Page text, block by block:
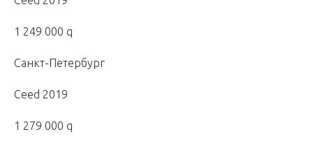
1 249 000 q
Санкт-Петербург
Ceed 2019
1 279 000 q